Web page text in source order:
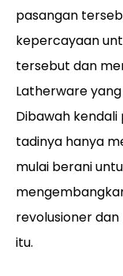
pasangan
kepercayaan
tersebut dan
Latherware
Dibawah
tadinya hanya
mulai berani
revolusioner
itu.